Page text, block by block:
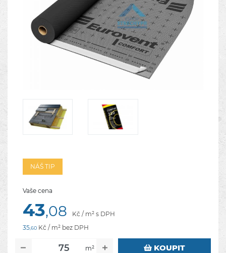
NÁŠ TIP
Vaše cena
43,08
Kč / m² s DPH
35,60 Kč / m² bez DPH
m² KOUPIT